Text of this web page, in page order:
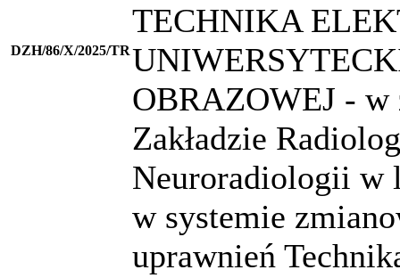
DZH/86/X/2025/TR
TECHNIKA
OBRAZOWEJ -
Zakładzie
Neuroradiologii w
w systemie
uprawnień